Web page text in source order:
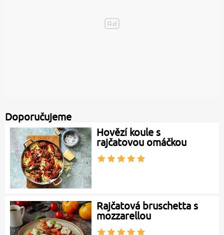
Doporučujeme
Hovězí koule s
rajčatovou omáčkou
Rajčatová bruschetta s
mozzarellou